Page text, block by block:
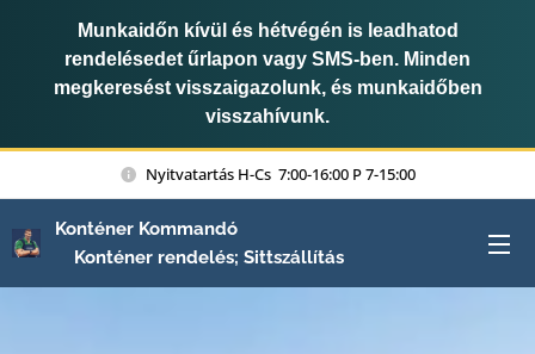
Munkaidőn kívül és hétvégén is leadhatod
rendelésedet űrlapon vagy SMS-ben. Minden
megkeresést visszaigazolunk, és munkaidőben
visszahívunk.
Nyitvatartás H-Cs 7:00-16:00 P 7-15:00
Konténer Kommandó
Konténer rendelés; Sittszállítás